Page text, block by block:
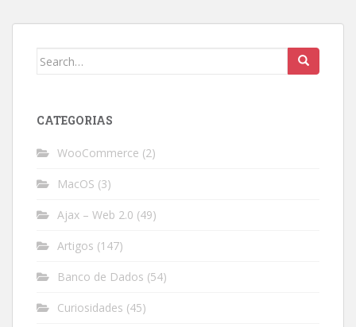
Search
CATEGORIAS
WooCommerce (2)
MacOS (3)
Ajax – Web 2.0 (49)
Artigos (147)
Banco de Dados (54)
Curiosidades (45)